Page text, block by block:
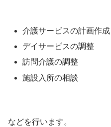
介護サービスの計画作成
デイサービスの調整
訪問介護の調整
施設入所の相談
などを行います。